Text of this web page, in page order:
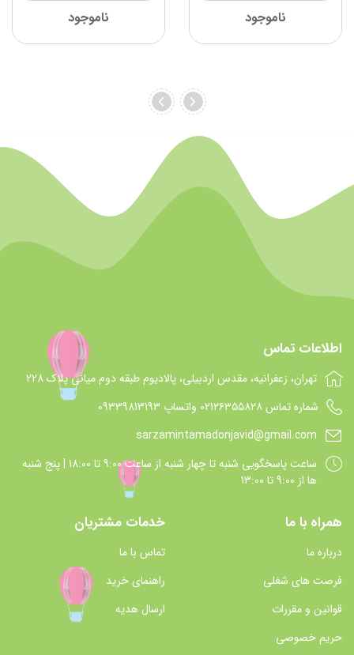
ناموجود ناموجود
اطلاعات تماس
تهران، زعفرانیه، مقدس اردبیلی، پالادیوم طبقه دوم میانی پلاک 228
شماره تماس 021۲۶۳۵۵۸۲۸ واتساپ 09339813193
sarzamintamadonjavid@gmail.com
ساعت پاسخگويي شنبه تا چهار شنبه از ساعت 9:00 تا 18:00 | پنج شنبه
ها از 9:00 تا 13:00
همراه با ما
درباره ما
فرصت های شغلی
قوانین و مقررات
حریم خصوصی
خدمات مشتریان
تماس با ما
راهنمای خرید
ارسال هدیه